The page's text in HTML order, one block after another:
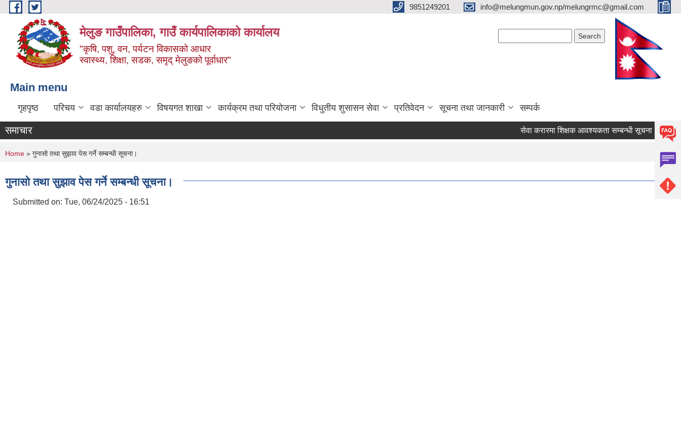
Skip to main content 9851249201 info@melungmun.gov.np/melungrmc@gmail.com
मेलुङ गाउँपालिका, गाउँ कार्यपालिकाको कार्यालय
"कृषि, पशु, वन, पर्यटन विकासको आधार
स्वास्थ्य, शिक्षा, सडक, समृद् मेलुङको पूर्वाधार"
Main menu
गृहपृष्ठ परिचय वडा कार्यालयहरु विषयगत शाखा कार्यक्रम तथा परियोजना विधुतीय शुसासन सेवा प्रतिवेदन सूचना तथा जानकारी सम्पर्क
समाचार सेवा करारमा शिक्षक आवश्‍यकता सम्बन्धी सूचना !
You are here
Home » गुनासो तथा सुझाव पेस गर्ने सम्बन्धी सूचना।
गुनासो तथा सुझाव पेस गर्ने सम्बन्धी सूचना।
Submitted on: Tue, 06/24/2025 - 16:51